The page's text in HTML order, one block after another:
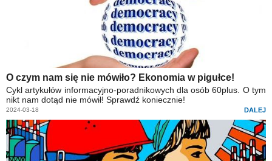
O czym nam się nie mówiło? Ekonomia w pigułce!
Cykl artykułów informacyjno-poradnikowych dla osób 60plus. O tym
nikt nam dotąd nie mówił! Sprawdź koniecznie!
2024-03-18 DALEJ